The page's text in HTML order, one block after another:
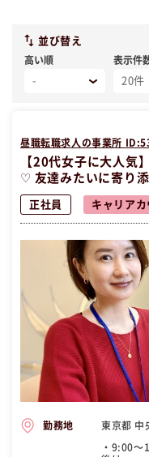
並び替え
高い順 表示件
昼職転職求人の事業所
【20代女子に大人気
♡ 友達みたいに寄り
正社員 キャリア
勤務地 東京都 中
・9:00〜